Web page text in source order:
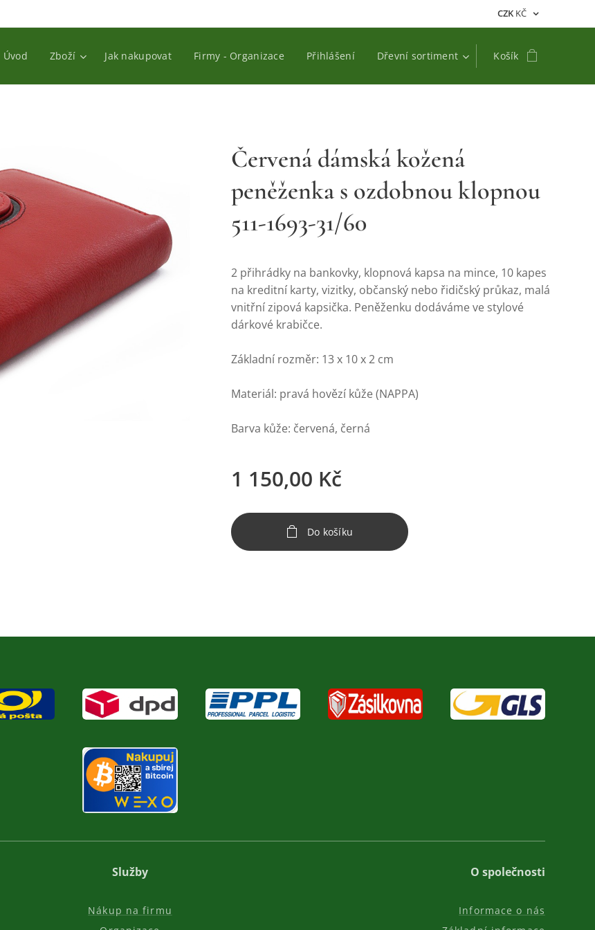
CZK KČ
Úvod Zboží Jak nakupovat Firmy - Organizace Přihlášení Dřevní sortiment Košík
Červená dámská kožená
peněženka s ozdobnou klopnou
511-1693-31/60
2 přihrádky na bankovky, klopnová kapsa na mince, 10 kapes
na kreditní karty, vizitky, občanský nebo řidičský průkaz, malá
vnitřní zipová kapsička. Peněženku dodáváme ve stylové
dárkové krabičce.
Základní rozměr: 13 x 10 x 2 cm
Materiál: pravá hovězí kůže (NAPPA)
Barva kůže: červená, černá
1 150,00 Kč
Do košíku
Služby
Nákup na firmu
O společnosti
Informace o nás